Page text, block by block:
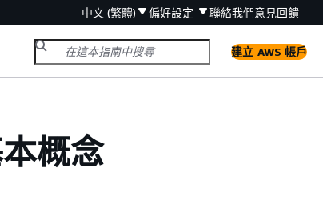
中文 (繁體) 偏好設定 聯絡我們意見回饋
建立 AWS 帳戶
概念